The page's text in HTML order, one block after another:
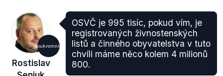
Soukromníci
Rostislav
OSVČ je 995 tisíc, pokud vím, je
registrovaných živnostenských
listů a činného obyvatelstva v tuto
chvíli máme něco kolem 4 milionů
800.